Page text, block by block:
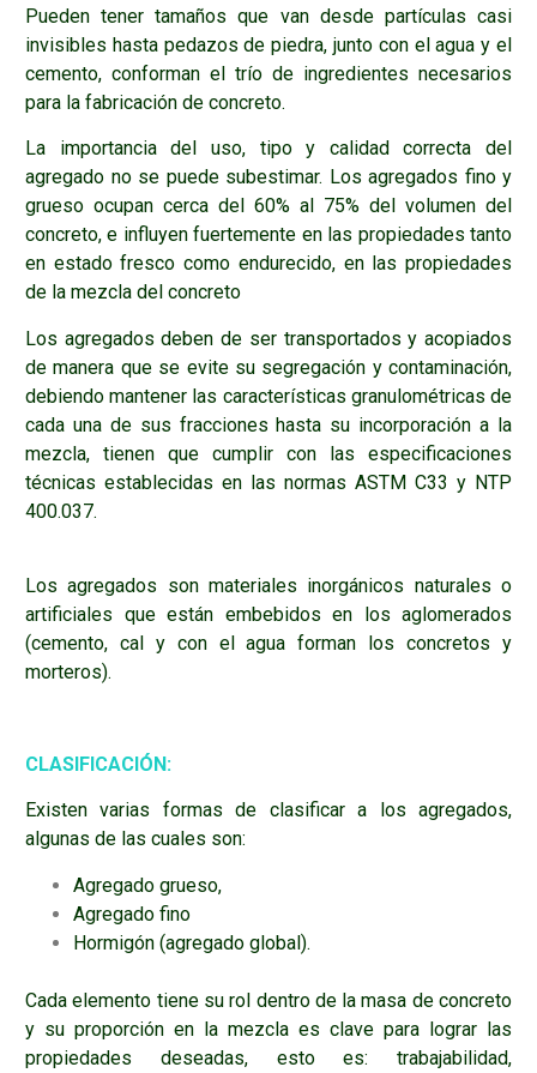
Pueden tener tamaños que van desde partículas casi
invisibles hasta pedazos de piedra, junto con el agua y el
cemento, conforman el trío de ingredientes necesarios
para la fabricación de concreto.
La importancia del uso, tipo y calidad correcta del
agregado no se puede subestimar. Los agregados fino y
grueso ocupan cerca del 60% al 75% del volumen del
concreto, e influyen fuertemente en las propiedades tanto
en estado fresco como endurecido, en las propiedades
de la mezcla del concreto
Los agregados deben de ser transportados y acopiados
de manera que se evite su segregación y contaminación,
debiendo mantener las características granulométricas de
cada una de sus fracciones hasta su incorporación a la
mezcla, tienen que cumplir con las especificaciones
técnicas establecidas en las normas ASTM C33 y NTP
400.037.
Los agregados son materiales inorgánicos naturales o
artificiales que están embebidos en los aglomerados
(cemento, cal y con el agua forman los concretos y
morteros).
CLASIFICACIÓN:
Existen varias formas de clasificar a los agregados,
algunas de las cuales son:
Agregado grueso,
Agregado fino
Hormigón (agregado global).
Cada elemento tiene su rol dentro de la masa de concreto
y su proporción en la mezcla es clave para lograr las
propiedades deseadas, esto es: trabajabilidad,